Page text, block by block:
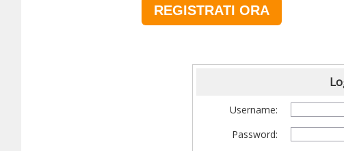
REGISTRATI ORA
Username:
Password: